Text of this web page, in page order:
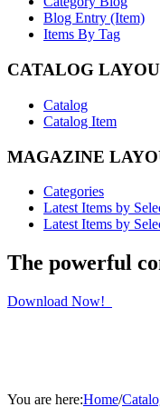
Blog Entry (Item)
Items By Tag
CATALOG
Catalog
Catalog Item
MAGAZINE
Categories
Latest Items by
Latest Items by
The powerful
Download Now!
You are here:Home/